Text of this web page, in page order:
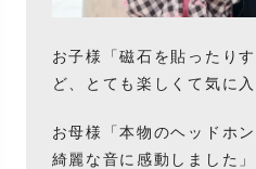
お子様「磁石を貼ったり
ど、とても楽しくて気に入
お母様「本物のヘッドホ
綺麗な音に感動しました」